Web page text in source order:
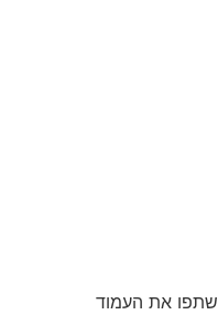
שתפו את העמוד